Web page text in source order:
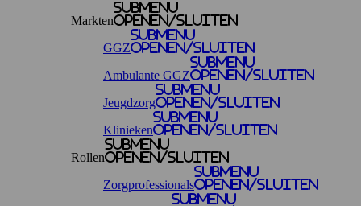
Markten
Submenu
openen/sluiten
GGZ
Submenu
openen/sluiten
Ambulante GGZ
Submenu
openen/sluiten
Jeugdzorg
Submenu
openen/sluiten
Klinieken
Submenu
openen/sluiten
Rollen
Submenu
openen/sluiten
Zorgprofessionals
Submenu
openen/sluiten
Submenu